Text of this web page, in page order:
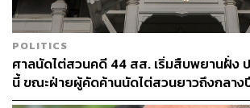
POLITICS
ศาลนัดไต่สวนคดี 44 สส. เริ่มสืบพยานฝั่ง
นี้ ขณะฝ่ายผู้คัดค้านนัดไต่สวนยาวถึงกลาง